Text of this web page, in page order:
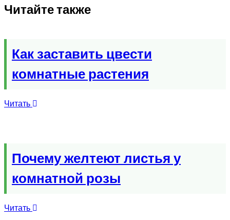
Читайте также
Как заставить цвести
комнатные растения
Читать
Почему желтеют листья у
комнатной розы
Читать